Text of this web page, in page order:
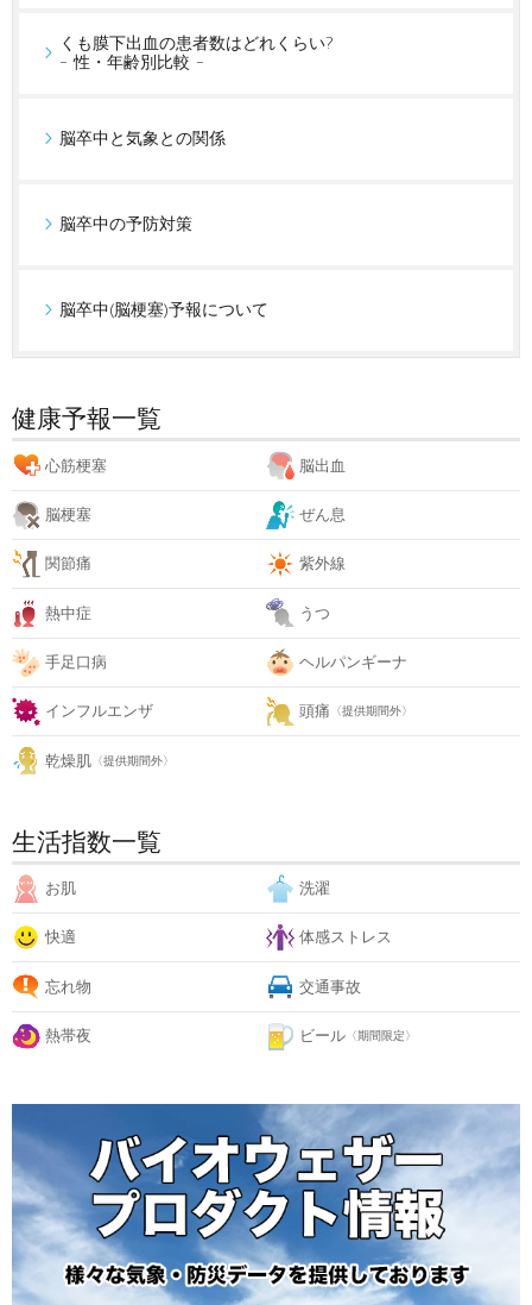
くも膜下出血の患者数はどれくらい?
- 性・年齢別比較 -
脳卒中と気象との関係
脳卒中の予防対策
脳卒中(脳梗塞)予報について
健康予報一覧
心筋梗塞 脳出血
脳梗塞 ぜん息
関節痛 紫外線
熱中症 うつ
手足口病 ヘルパンギーナ
インフルエンザ 頭痛 〈提供期間外〉
乾燥肌 〈提供期間外〉
生活指数一覧
お肌 洗濯
快適 体感ストレス
忘れ物 交通事故
熱帯夜 ビール 〈期間限定〉